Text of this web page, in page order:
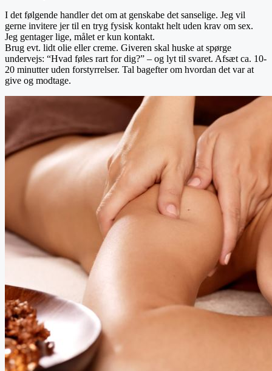
I det følgende handler det om at genskabe det sanselige. Jeg vil
gerne invitere jer til en tryg fysisk kontakt helt uden krav om sex.
Jeg gentager lige, målet er kun kontakt.
Brug evt. lidt olie eller creme. Giveren skal huske at spørge
undervejs: “Hvad føles rart for dig?” – og lyt til svaret. Afsæt ca. 10-
20 minutter uden forstyrrelser. Tal bagefter om hvordan det var at
give og modtage.